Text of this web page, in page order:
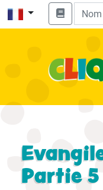
Partie 5